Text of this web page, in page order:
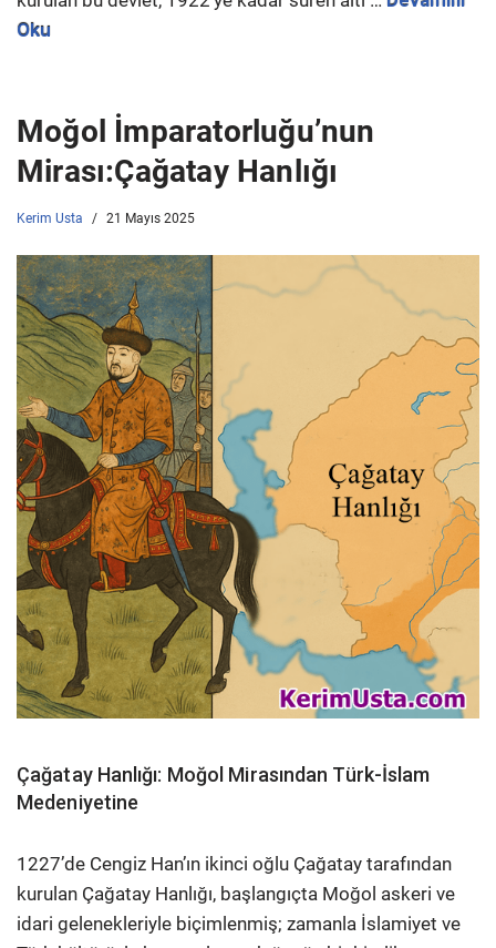
Oku
Moğol İmparatorluğu’nun
Mirası:Çağatay Hanlığı
Kerim Usta 21 Mayıs 2025
Çağatay Hanlığı: Moğol Mirasından Türk-İslam
Medeniyetine
1227’de Cengiz Han’ın ikinci oğlu Çağatay tarafından
kurulan Çağatay Hanlığı, başlangıçta Moğol askeri ve
idari gelenekleriyle biçimlenmiş; zamanla İslamiyet ve